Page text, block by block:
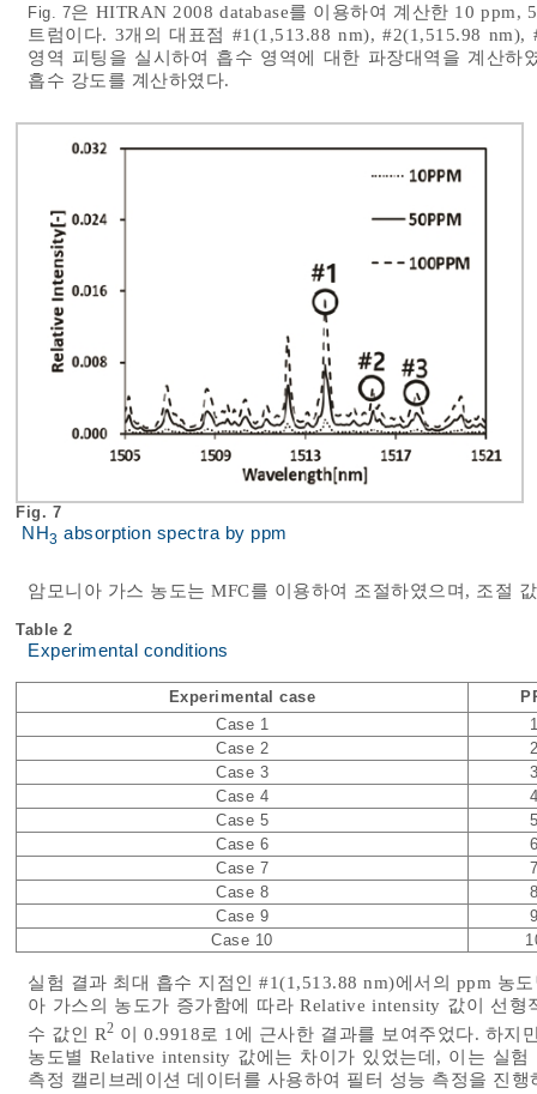
Fig. 7은 HITRAN 2008 database를 이용하여 계산한 10
트럼이다. 3개의 대표점 #1(1,513.88 nm), #2(1,515.98
영역 피팅을 실시하여 흡수 영역에 대한 파장대역을 계산
흡수 강도를 계산하였다.
Fig. 7
NH3 absorption spectra by ppm
암모니아 가스 농도는 MFC를 이용하여 조절하였으며, 조절
Table 2
Experimental conditions
Experimental case
Case 1
Case 2
Case 3
Case 4
Case 5
Case 6
Case 7
Case 8
Case 9
Case 10
실험 결과 최대 흡수 지점인 #1(1,513.88 nm)에서의 ppm 농
아 가스의 농도가 증가함에 따라 Relative intensity 값이 선
수 값인 R2 이 0.9918로 1에 근사한 결과를 보여주었다. 하지
농도별 Relative intensity 값에는 차이가 있었는데, 이는 실
측정 캘리브레이션 데이터를 사용하여 필터 성능 측정을 진행